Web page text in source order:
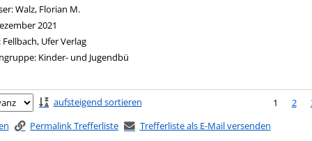
Walz, Florian M.
2021
Fellbach, Ufer Verlag
Kinder- und Jugendbü
aufsteigend sortieren 1 2
Permalink Trefferliste Trefferliste als E-Mail versenden